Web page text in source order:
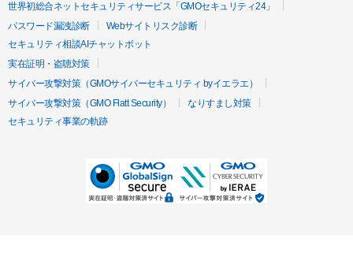
世界初総合ネットセキュリティサービス「GMOセキュリティ24」
パスワード漏洩診断
Webサイトリスク診断
セキュリティ相談AIチャットボット
実在証明・盗聴対策
サイバー攻撃対策（GMOサイバーセキュリティ byイエラエ）
サイバー攻撃対策（GMO Flatt Security）
なりすまし対策
セキュリティ事業の軌跡